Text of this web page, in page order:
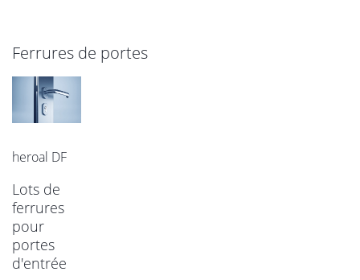
Ferrures de portes
heroal DF
Lots de
ferrures
pour
portes
d'entrée